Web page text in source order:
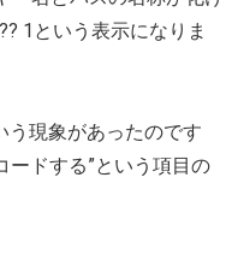
1という表示になりま
う現象があったのです
ードする”という項目の